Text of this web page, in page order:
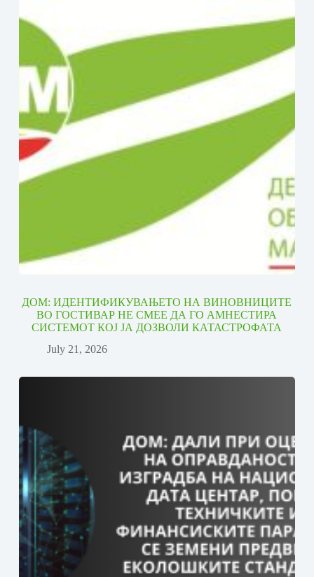
ДОМ: ИДЕНТИФИКУВАЊЕТО НА ВИНОВНИЦИТЕ
ВО ГОСТИВАР НЕ СМЕЕ ДА ГО АМНЕСТИРА
СИСТЕМОТ КОЈ ЈА ДОЗВОЛИ КАТАСТРОФАТА
July 21, 2026